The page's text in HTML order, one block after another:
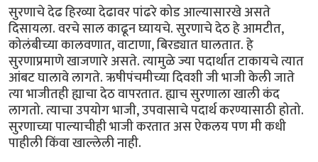
सुरणाचे देढ हिरव्या देढावर पांढरे कोड आल्यासारखे असते
दिसायला. वरचे साल काढून घ्यायचे. सुरणाचे देठ हे आमटीत,
कोलंबीच्या कालवणात, वाटाणा, बिरड्यात घालतात. हे
सुरणाप्रमाणे खाजणारे असते. त्यामुळे ज्या पदार्थात टाकायचे त्यात
आंबट घालावे लागते. ऋषीपंचमीच्या दिवशी जी भाजी केली जाते
त्या भाजीतही ह्याचा देठ वापरतात. ह्याच सुरणाला खाली कंद
लागतो. त्याचा उपयोग भाजी, उपवासाचे पदार्थ करण्यासाठी होतो.
सुरणाच्या पाल्याचीही भाजी करतात अस ऐकलय पण मी कधी
पाहीली किंवा खाल्लेली नाही.